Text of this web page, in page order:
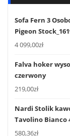
Sofa Fern 3
Pigeon
4 099,00zł
Falva hoker
czerwony
219,00zł
Nardi Stolik
Tavolino Bianco
580,36zł